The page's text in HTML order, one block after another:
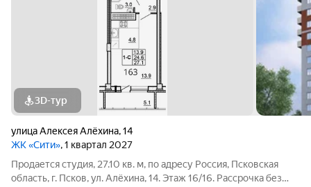
3D-тур
улица Алексея Алёхина,14
ЖК «Сити», 1 квартал 2027
Продается студия, 27.10 кв. м, по адресу Россия, Псковская
область, г. Псков, ул. Алёхина, 14. Этаж 16/16. Рассрочка без